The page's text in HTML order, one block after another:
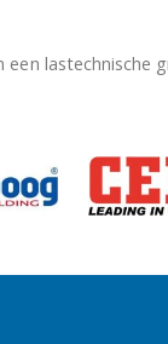
een lastechnische